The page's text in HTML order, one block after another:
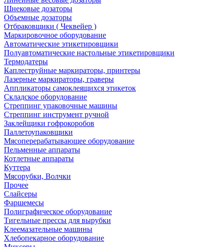
Шнековые дозаторы
Объемные дозаторы
Отбраковщики ( Чеквейер )
Маркировочное оборудование
Автоматические этикетировщики
Полуавтоматические настольные этикетировщики
Термодатеры
Каплеструйные маркираторы, принтеры
Лазерные маркираторы, граверы
Аппликаторы самоклеящихся этикеток
Складское оборудование
Стреппинг упаковочные машины
Стреппинг инструмент ручной
Заклейщики гофрокоробов
Паллетоупаковщики
Мясоперерабатывающее оборудование
Пельменные аппараты
Котлетные аппараты
Куттера
Мясорубки, Волчки
Прочее
Слайсеры
Фаршемесы
Полиграфическое оборудование
Тигельные прессы для вырубки
Клеемазательные машины
Хлебопекарное оборудование